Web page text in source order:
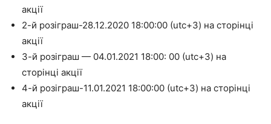
акції
2-й розіграш-28.12.2020 18:00:00 (utc+3) на сторінці
акції
3-й розіграш — 04.01.2021 18:00: 00 (utc+3) на
сторінці акції
4-й розіграш-11.01.2021 18:00:00 (utc+3) на сторінці
акції